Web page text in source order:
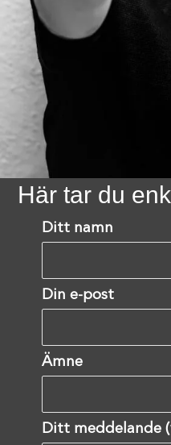
Här tar du
Ditt namn
Din e-post
Ämne
Ditt meddelande